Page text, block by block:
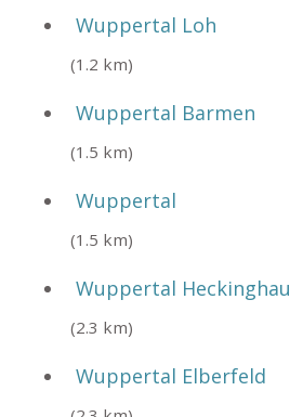
Wuppertal Loh
(1.2 km)
Wuppertal Barmen
(1.5 km)
Wuppertal
(1.5 km)
Wuppertal
(2.3 km)
Wuppertal Elberfeld